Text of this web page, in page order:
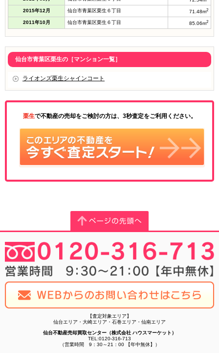
2015年12月 仙台市青葉区栗生６丁目 71.48m2
2011年10月 仙台市青葉区栗生６丁目 85.06m2
仙台市青葉区栗生の［マンション一覧］
ライオンズ栗生シャインコート
栗生で不動産の売却をご検討の方は、3秒査定をご利用ください。
【査定対象エリア】
仙台エリア・大崎エリア・石巻エリア・仙南エリア
仙台不動産売却買取センター（株式会社 ハウスマーケット）
TEL:0120-316-713
（営業時間 9：30～21：00 【年中無休】）